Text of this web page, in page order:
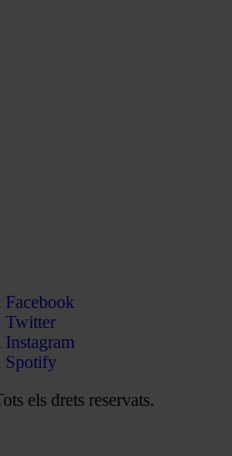
Facebook
Twitter
Spotify
els drets reservats.